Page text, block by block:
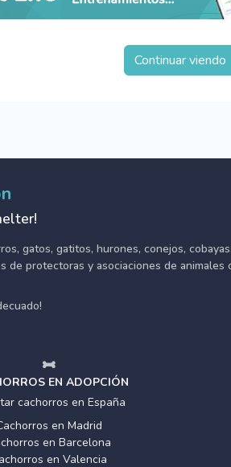
Continuar viendo
gatos, gatitos, hurones, conejos,
de protectoras y asociaciones de
EN ADOPCIÓN
cachorros en España
en Madrid
en Barcelona
en Valencia